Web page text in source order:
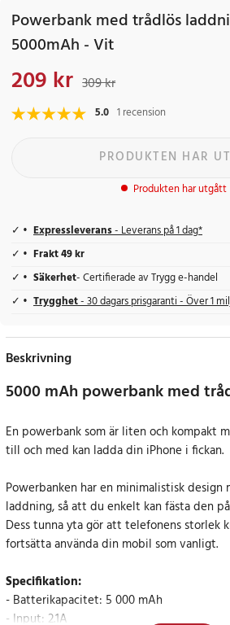
Powerbank med trådlös
5000mAh - Vit
Nuvarande pris
209 kr 309 kr
5.0 1 recension
PRODUKTEN HAR
Produkten har utgått
Expressleverans- Leverans på 1 dag*
Frakt 49 kr
Säkerhet- Certifierade av Trygg e-handel
Trygghet- 30 dagars prisgaranti - Över 1
Beskrivning
5000 mAh powerbank med
En powerbank som är liten och kompakt
till och med kan ladda din iPhone i fickan.
Powerbanken har en minimalistisk
laddning, så att du enkelt kan fästa den
Dess tunna yta gör att telefonens storlek
fortsätta använda din mobil som vanligt.
Specifikation:
- Batterikapacitet: 5 000 mAh
- Input: 2.1A